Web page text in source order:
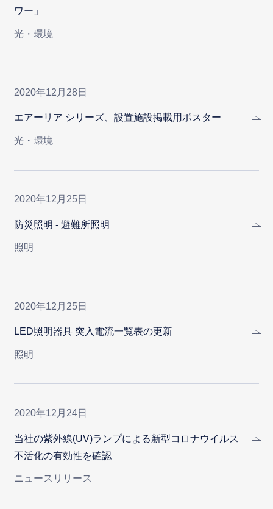
ワー」
光・環境
2020年12月28日
エアーリア シリーズ、設置施設掲載用ポスター
光・環境
2020年12月25日
防災照明 - 避難所照明
照明
2020年12月25日
LED照明器具 突入電流一覧表の更新
照明
2020年12月24日
当社の紫外線(UV)ランプによる新型コロナウイルス
不活化の有効性を確認
ニュースリリース